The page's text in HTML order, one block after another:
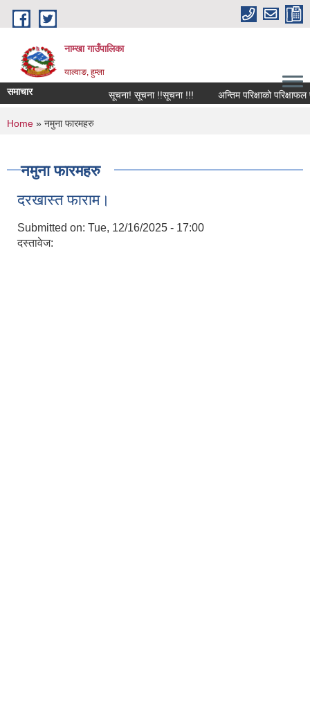
Skip to main content
नाम्खा गाउँपालिका
याल्वाङ, हुम्ला
समाचार सूचना! सूचना !!सूचना !!! अन्तिम परिक्षाको परिक्षाफल
You are here
Home » नमुना फारमहरु
नमुना फारमहरु
दरखास्त फाराम।
Submitted on: Tue, 12/16/2025 - 17:00
दस्तावेज: